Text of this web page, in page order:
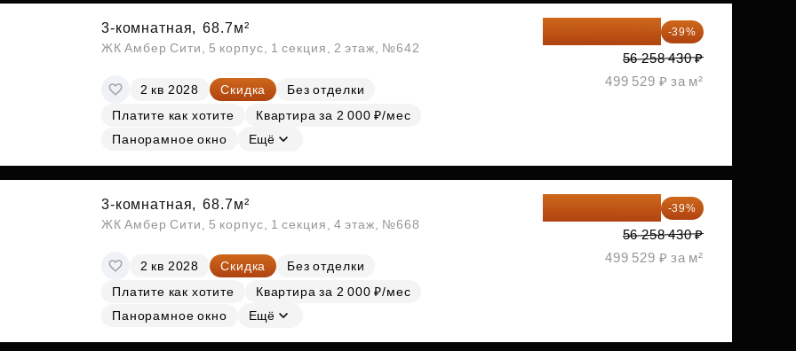
3-комнатная, 68.7м²
ЖК Амбер Сити, 5 корпус, 1 секция, 2 этаж, №642
2 кв 2028 Скидка
Без отделки
Платите как хотите
Квартира за 2 000 ₽/мес
Панорамное окно
Ещё
-39%
56 258 430 ₽
499 529 ₽ за м²
3-комнатная, 68.7м²
ЖК Амбер Сити, 5 корпус, 1 секция, 4 этаж, №668
2 кв 2028 Скидка
Без отделки
Платите как хотите
Квартира за 2 000 ₽/мес
Панорамное окно
Ещё
-39%
56 258 430 ₽
499 529 ₽ за м²